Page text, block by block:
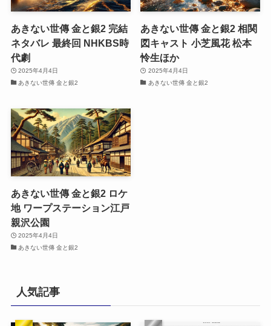
あきない世傳 金と銀2 完結
ネタバレ 最終回 NHKBS時
代劇
2025年4月4日
あきない世傳 金と銀2
あきない世傳 金と銀2 相関
図キャスト 小芝風花 松本
怜生ほか
2025年4月4日
あきない世傳 金と銀2
あきない世傳 金と銀2 ロケ
地 ワープステーション江戸
親沢公園
2025年4月4日
あきない世傳 金と銀2
人気記事